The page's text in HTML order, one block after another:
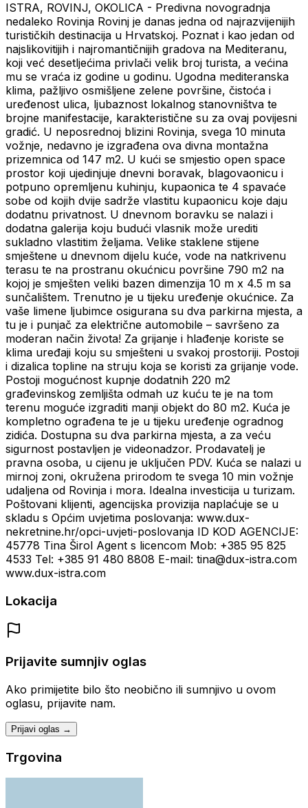
ISTRA, ROVINJ, OKOLICA - Predivna novogradnja
nedaleko Rovinja Rovinj je danas jedna od najrazvijenijih
turističkih destinacija u Hrvatskoj. Poznat i kao jedan od
najslikovitijih i najromantičnijih gradova na Mediteranu,
koji već desetljećima privlači velik broj turista, a većina
mu se vraća iz godine u godinu. Ugodna mediteranska
klima, pažljivo osmišljene zelene površine, čistoća i
uređenost ulica, ljubaznost lokalnog stanovništva te
brojne manifestacije, karakteristične su za ovaj povijesni
gradić. U neposrednoj blizini Rovinja, svega 10 minuta
vožnje, nedavno je izgrađena ova divna montažna
prizemnica od 147 m2. U kući se smjestio open space
prostor koji ujedinjuje dnevni boravak, blagovaonicu i
potpuno opremljenu kuhinju, kupaonica te 4 spavaće
sobe od kojih dvije sadrže vlastitu kupaonicu koje daju
dodatnu privatnost. U dnevnom boravku se nalazi i
dodatna galerija koju budući vlasnik može urediti
sukladno vlastitim željama. Velike staklene stijene
smještene u dnevnom dijelu kuće, vode na natkrivenu
terasu te na prostranu okućnicu površine 790 m2 na
kojoj je smješten veliki bazen dimenzija 10 m x 4.5 m sa
sunčalištem. Trenutno je u tijeku uređenje okućnice. Za
vaše limene ljubimce osigurana su dva parkirna mjesta, a
tu je i punjač za električne automobile – savršeno za
moderan način života! Za grijanje i hlađenje koriste se
klima uređaji koju su smješteni u svakoj prostoriji. Postoji
i dizalica topline na struju koja se koristi za grijanje vode.
Postoji mogućnost kupnje dodatnih 220 m2
građevinskog zemljišta odmah uz kuću te je na tom
terenu moguće izgraditi manji objekt do 80 m2. Kuća je
kompletno ograđena te je u tijeku uređenje ogradnog
zidića. Dostupna su dva parkirna mjesta, a za veću
sigurnost postavljen je videonadzor. Prodavatelj je
pravna osoba, u cijenu je uključen PDV. Kuća se nalazi u
mirnoj zoni, okružena prirodom te svega 10 min vožnje
udaljena od Rovinja i mora. Idealna investicija u turizam.
Poštovani klijenti, agencijska provizija naplaćuje se u
skladu s Općim uvjetima poslovanja: www.dux-
nekretnine.hr/opci-uvjeti-poslovanja ID KOD AGENCIJE:
45778 Tina Širol Agent s licencom Mob: +385 95 825
4533 Tel: +385 91 480 8808 E-mail: tina@dux-istra.com
www.dux-istra.com
Lokacija
Prijavite sumnjiv oglas
Ako primijetite bilo što neobično ili sumnjivo u ovom
oglasu, prijavite nam.
Prijavi oglas →
Trgovina